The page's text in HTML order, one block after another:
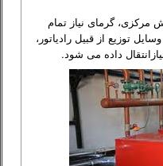
مرکزی، گرمای نیاز تمام
توزيع از قبيل رادياتور،
داده می شود.